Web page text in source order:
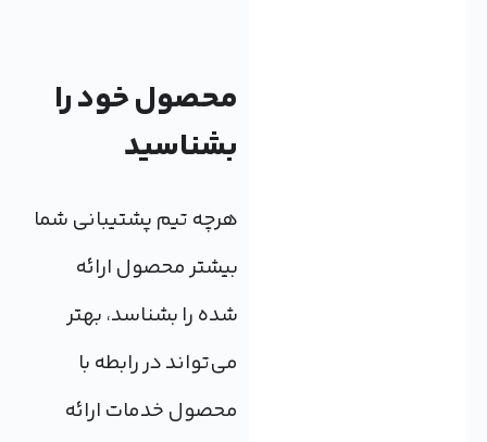
محصول خود را
بشناسید
هرچه تیم پشتیبانی شما
بیشتر محصول ارائه
شده را بشناسد، بهتر
می‌تواند در رابطه با
محصول خدمات ارائه